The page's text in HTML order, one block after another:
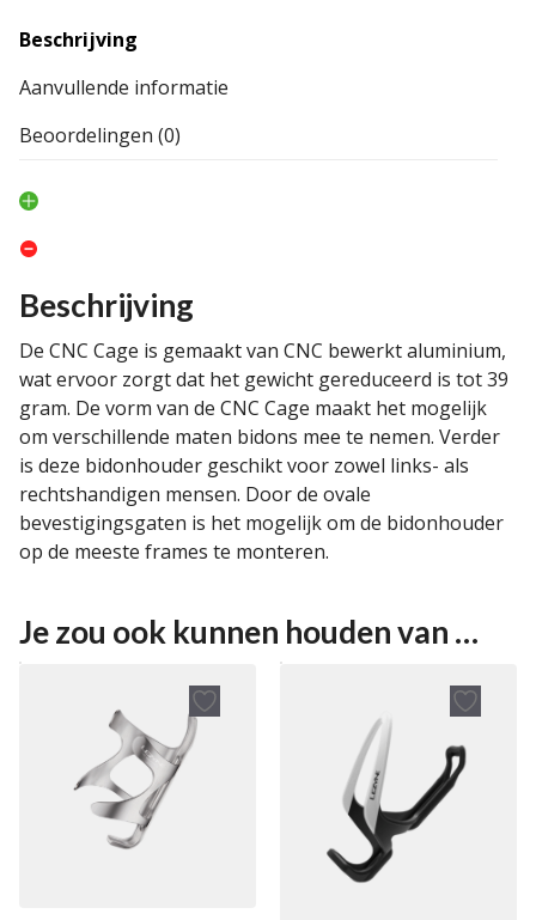
Beschrijving
Aanvullende informatie
Beoordelingen (0)
Beschrijving
De CNC Cage is gemaakt van CNC bewerkt aluminium,
wat ervoor zorgt dat het gewicht gereduceerd is tot 39
gram. De vorm van de CNC Cage maakt het mogelijk
om verschillende maten bidons mee te nemen. Verder
is deze bidonhouder geschikt voor zowel links- als
rechtshandigen mensen. Door de ovale
bevestigingsgaten is het mogelijk om de bidonhouder
op de meeste frames te monteren.
Je zou ook kunnen houden van …